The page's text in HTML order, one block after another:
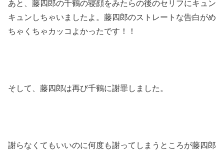
あと、藤四郎の千鶴の寝顔をみたらの後のセリフにキュン
キュンしちゃいましたよ。藤四郎のストレートな告白がめ
ちゃくちゃカッコよかったです！！
そして、藤四郎は再び千鶴に謝罪しました。
謝らなくてもいいのに何度も謝ってしまうところが藤四郎